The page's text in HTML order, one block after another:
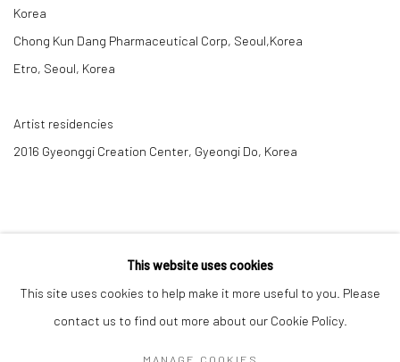
Korea
Chong Kun Dang Pharmaceutical Corp, Seoul,Korea
Etro, Seoul, Korea
Artist residencies
2016 Gyeonggi Creation Center, Gyeongi Do, Korea
This website uses cookies
This site uses cookies to help make it more useful to you. Please
contact us to find out more about our Cookie Policy.
MANAGE COOKIES